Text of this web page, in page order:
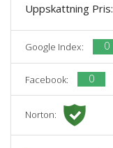
Uppskattning Pris:
Google Index: 0
Facebook: 0
Norton: